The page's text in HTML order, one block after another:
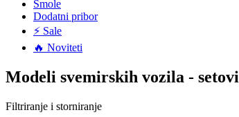
Smole
Dodatni pribor
⚡ Sale
🔥 Noviteti
Modeli svemirskih vozila - setovi
Filtriranje i storniranje